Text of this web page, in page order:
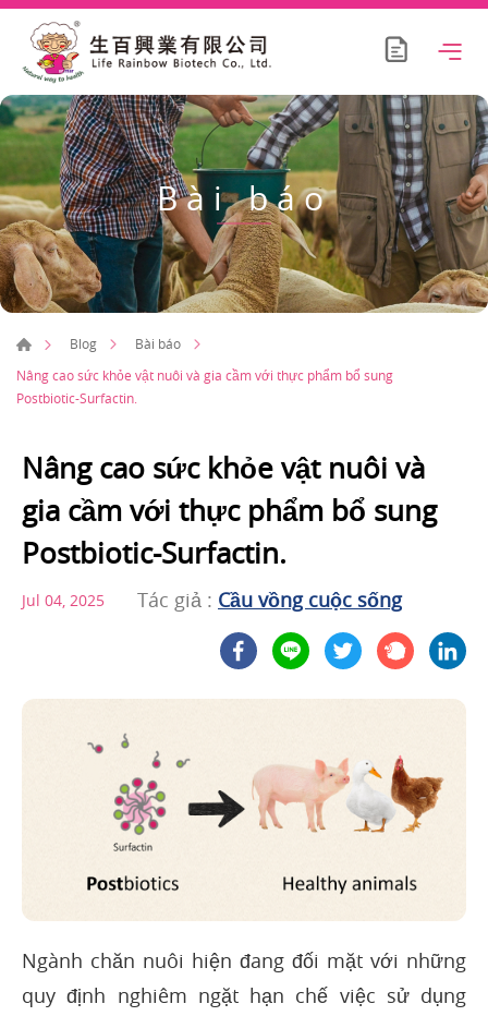
Bài báo
Blog
Bài báo
Nâng cao sức khỏe vật nuôi và gia cầm với thực phẩm bổ sung
Postbiotic-Surfactin.
Nâng cao sức khỏe vật nuôi và
gia cầm với thực phẩm bổ sung
Postbiotic-Surfactin.
Jul 04, 2025 Tác giả : Cầu vồng cuộc sống
Ngành chăn nuôi hiện đang đối mặt với những
quy định nghiêm ngặt hạn chế việc sử dụng